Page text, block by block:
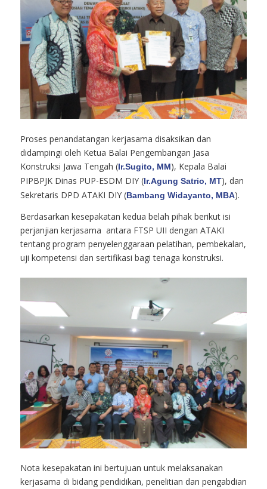
Proses penandatangan kerjasama disaksikan dan
didampingi oleh Ketua Balai Pengembangan Jasa
Konstruksi Jawa Tengah (Ir.Sugito, MM), Kepala Balai
PIPBPJK Dinas PUP-ESDM DIY (Ir.Agung Satrio, MT), dan
Sekretaris DPD ATAKI DIY (Bambang Widayanto, MBA).
Berdasarkan kesepakatan kedua belah pihak berikut isi
perjanjian kerjasama antara FTSP UII dengan ATAKI
tentang program penyelenggaraan pelatihan, pembekalan,
uji kompetensi dan sertifikasi bagi tenaga konstruksi.
Nota kesepakatan ini bertujuan untuk melaksanakan
kerjasama di bidang pendidikan, penelitian dan pengabdian